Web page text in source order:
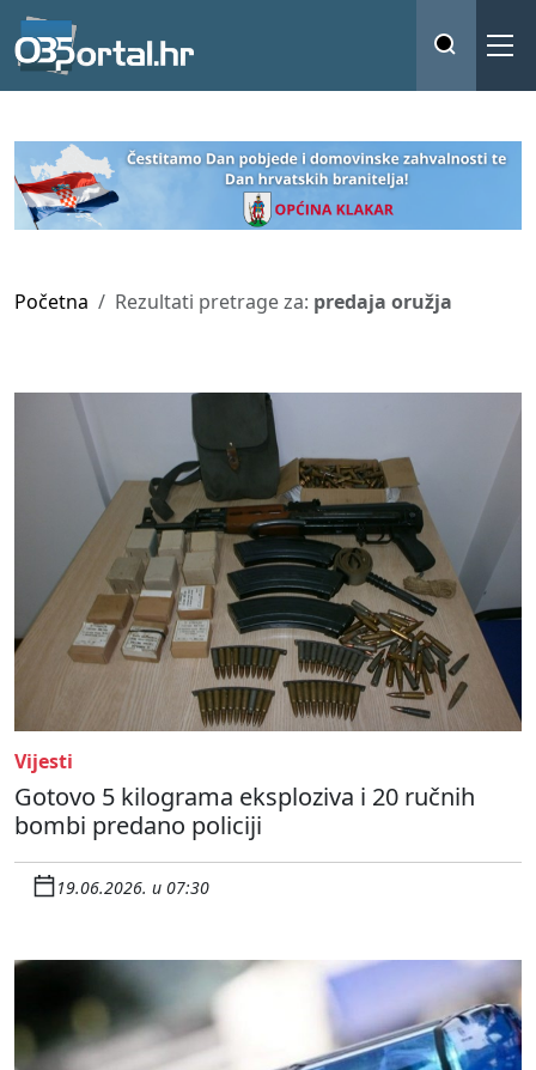
Početna Rezultati pretrage za: predaja oružja
Vijesti
Gotovo 5 kilograma eksploziva i 20 ručnih
bombi predano policiji
19.06.2026. u 07:30